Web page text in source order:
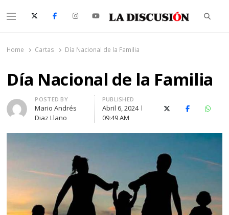
Menu
Home Cartas Día Nacional de la Familia
Día Nacional de la Familia
Author
POSTED BY
Mario Andrés
Diaz Llano
PUBLISHED
Abril 6, 2024
09:49 AM
X (Twitter)Facebook